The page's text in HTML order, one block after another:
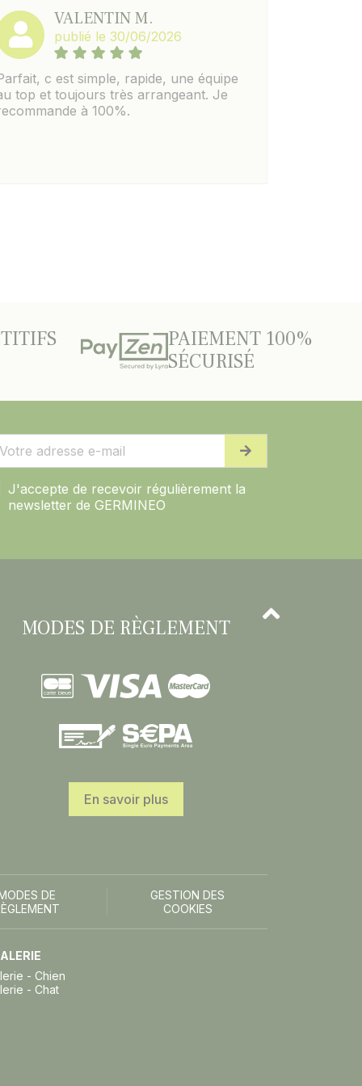
VALENTIN M.
publié le 30/06/2026
c est simple, rapide, une équipe
top et toujours très arrangeant. Je
à 100%.
PAIEMENT 100%
SÉCURISÉ
J'accepte de recevoir régulièrement la
newsletter de GERMINEO
MODES DE RÈGLEMENT
En savoir plus
DE
GESTION DES
COOKIES
- Chien
- Chat